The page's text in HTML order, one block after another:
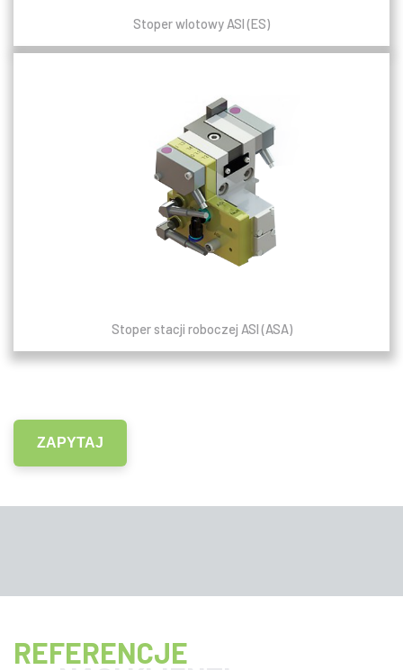
Stoper wlotowy ASI (ES)
Stoper stacji roboczej ASI (ASA)
ZAPYTAJ
REFERENCJE